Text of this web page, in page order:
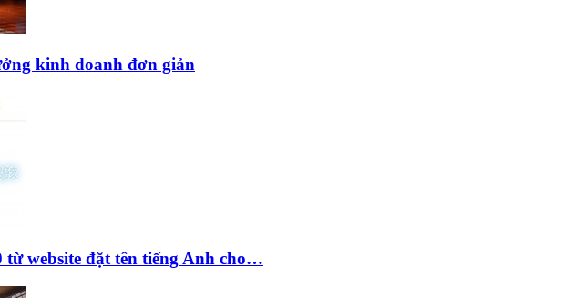
kinh doanh đơn giản
từ website đặt tên tiếng Anh cho…